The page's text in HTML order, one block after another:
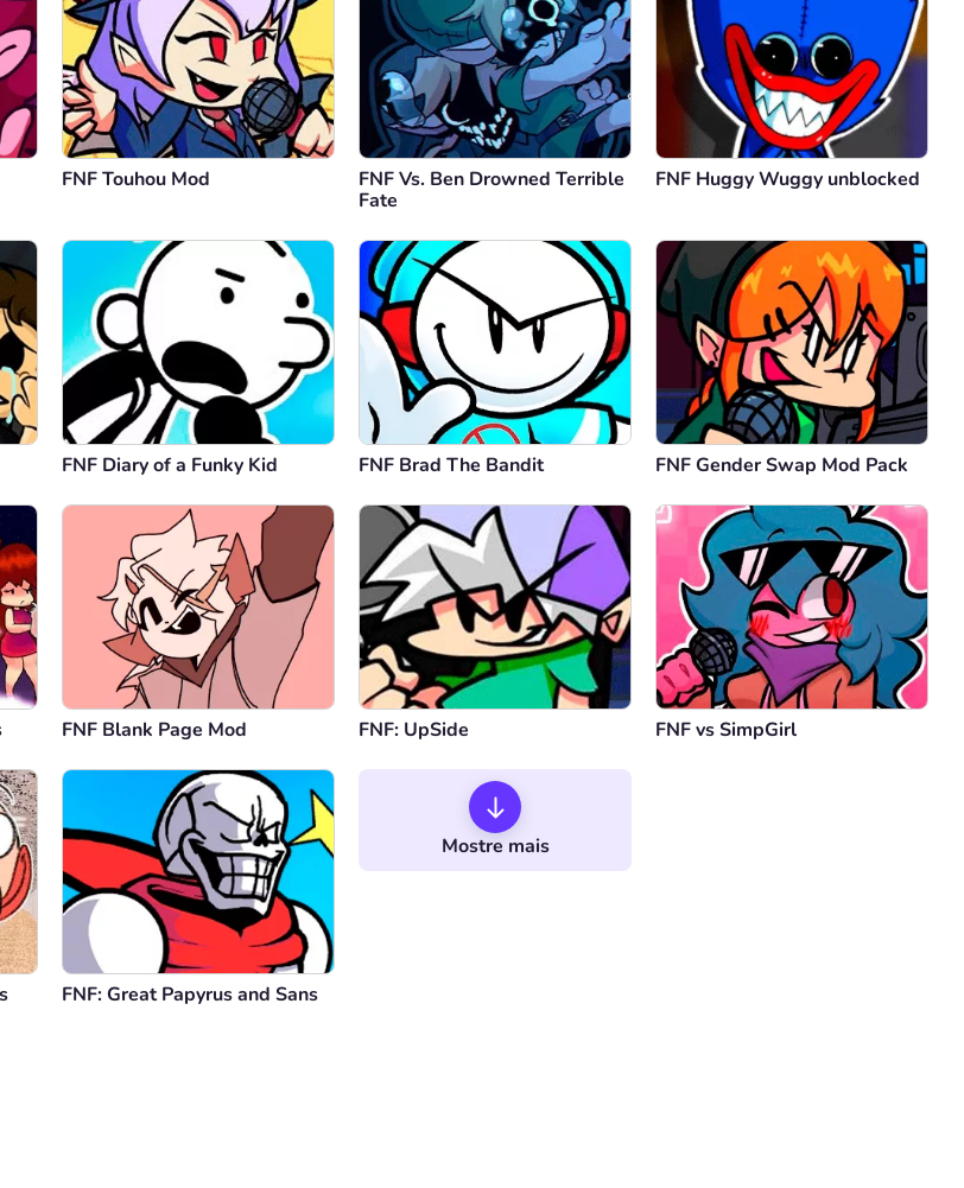
FNF Touhou Mod
FNF Vs. Ben Drowned Terrible
Fate
FNF Huggy Wuggy unblocked
FNF Diary of a Funky Kid FNF Brad The Bandit FNF Gender Swap Mod Pack
FNF Blank Page Mod FNF: UpSide FNF vs SimpGirl
FNF: Great Papyrus and Sans
Mostre mais